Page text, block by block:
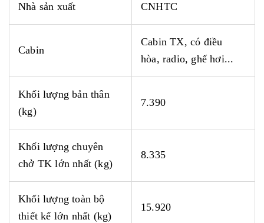
Nhà sản xuất CNHTC
Cabin
Cabin TX, có điều
hòa, radio, ghế hơi...
Khối lượng bản thân
(kg)
7.390
Khối lượng chuyên
chở TK lớn nhất (kg)
8.335
Khối lượng toàn bộ
thiết kế lớn nhất (kg)
15.920